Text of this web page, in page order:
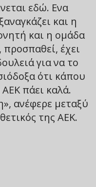
εδώ. Ενα
και η
και η ομάδα
προσπαθεί, έχει
για να το
ότι κάπου
πάει καλά.
ανέφερε μεταξύ
της ΑΕΚ.